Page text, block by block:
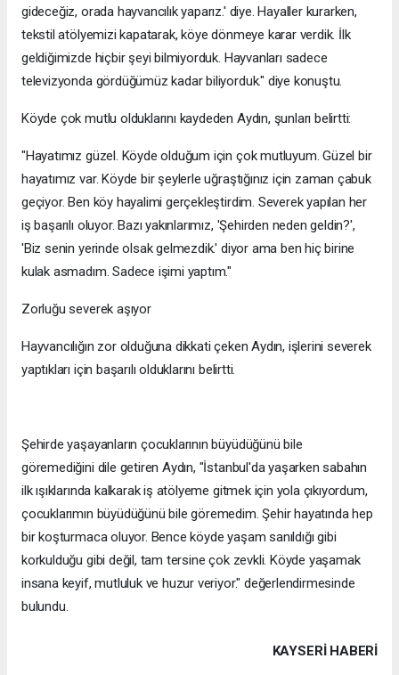
gideceğiz, orada hayvancılık yaparız.' diye. Hayaller kurarken,
tekstil atölyemizi kapatarak, köye dönmeye karar verdik. İlk
geldiğimizde hiçbir şeyi bilmiyorduk. Hayvanları sadece
televizyonda gördüğümüz kadar biliyorduk." diye konuştu.
Köyde çok mutlu olduklarını kaydeden Aydın, şunları belirtti:
"Hayatımız güzel. Köyde olduğum için çok mutluyum. Güzel bir
hayatımız var. Köyde bir şeylerle uğraştığınız için zaman çabuk
geçiyor. Ben köy hayalimi gerçekleştirdim. Severek yapılan her
iş başarılı oluyor. Bazı yakınlarımız, 'Şehirden neden geldin?',
'Biz senin yerinde olsak gelmezdik.' diyor ama ben hiç birine
kulak asmadım. Sadece işimi yaptım."
Zorluğu severek aşıyor
Hayvancılığın zor olduğuna dikkati çeken Aydın, işlerini severek
yaptıkları için başarılı olduklarını belirtti.
Şehirde yaşayanların çocuklarının büyüdüğünü bile
göremediğini dile getiren Aydın, "İstanbul'da yaşarken sabahın
ilk ışıklarında kalkarak iş atölyeme gitmek için yola çıkıyordum,
çocuklarımın büyüdüğünü bile göremedim. Şehir hayatında hep
bir koşturmaca oluyor. Bence köyde yaşam sanıldığı gibi
korkulduğu gibi değil, tam tersine çok zevkli. Köyde yaşamak
insana keyif, mutluluk ve huzur veriyor." değerlendirmesinde
bulundu.
KAYSERI HABERİ